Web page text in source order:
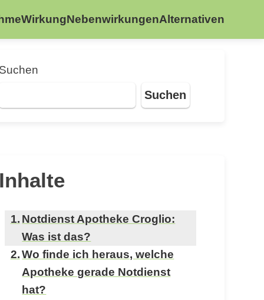
WirkungNebenwirkungenAlternativen
Suchen
Suchen
Inhalte
Notdienst Apotheke Croglio:
Was ist das?
Wo finde ich heraus, welche
Apotheke gerade Notdienst
hat?